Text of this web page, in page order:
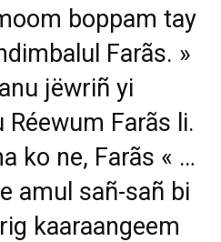
boppam tay
Farãs. »
jëwriñ yi
Farãs li.
ko ne, Farãs « …
amul sañ-sañ bi
kaaraangeem